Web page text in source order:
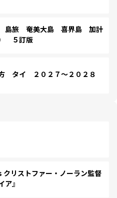
島旅 奄美大島 喜界島 加計
５訂版
タイ ２０２７～２０２８
リストファー・ノーラン監督
』